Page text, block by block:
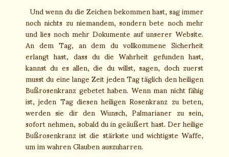
Und wenn du die Zeichen bekommen hast, sag immer
noch nichts zu niemandem, sondern bete noch mehr
und lies noch mehr Dokumente auf unserer Website.
An dem Tag, an dem du vollkommene Sicherheit
erlangt hast, dass du die Wahrheit gefunden hast,
kannst du es allen, die du willst, sagen, doch zuerst
musst du eine lange Zeit jeden Tag täglich den heiligen
Bußrosenkranz gebetet haben. Wenn man nicht fähig
ist, jeden Tag diesen heiligen Rosenkranz zu beten,
werden sie dir den Wunsch, Palmarianer zu sein,
sofort nehmen, sobald du in geäußert hast. Der heilige
Bußrosenkranz ist die stärkste und wichtigste Waffe,
um im wahren Glauben auszuharren.